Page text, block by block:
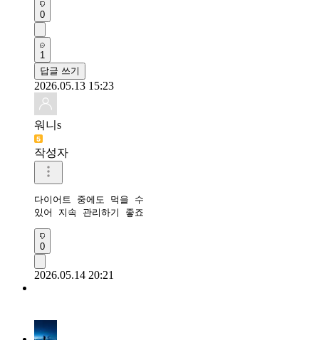
0
1
답글 쓰기
2026.05.13 15:23
워니s
작성자
다이어트 중에도 먹을 수
있어 지속 관리하기 좋죠
0
2026.05.14 20:21